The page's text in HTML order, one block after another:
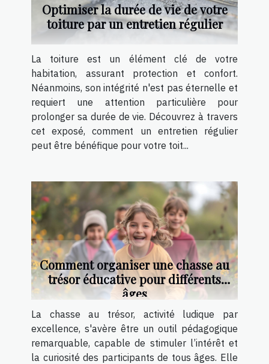
Optimiser la durée de vie de votre
toiture par un entretien régulier
La toiture est un élément clé de votre
habitation, assurant protection et confort.
Néanmoins, son intégrité n'est pas éternelle et
requiert une attention particulière pour
prolonger sa durée de vie. Découvrez à travers
cet exposé, comment un entretien régulier
peut être bénéfique pour votre toit...
Comment organiser une chasse au
trésor éducative pour différents
âges
La chasse au trésor, activité ludique par
excellence, s'avère être un outil pédagogique
remarquable, capable de stimuler l’intérêt et
la curiosité des participants de tous âges. Elle